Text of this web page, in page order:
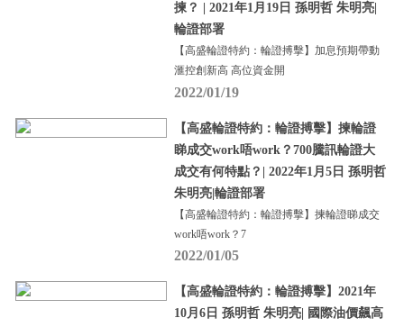
揀？ | 2021年1月19日 孫明哲 朱明亮|
輪證部署
【高盛輪證特約：輪證搏擊】加息預期帶動
滙控創新高 高位資金開
2022/01/19
【高盛輪證特約：輪證搏擊】揀輪證
睇成交work唔work？700騰訊輪證大
成交有何特點？| 2022年1月5日 孫明哲
朱明亮|輪證部署
【高盛輪證特約：輪證搏擊】揀輪證睇成交
work唔work？7
2022/01/05
【高盛輪證特約：輪證搏擊】2021年
10月6日 孫明哲 朱明亮| 國際油價飆高